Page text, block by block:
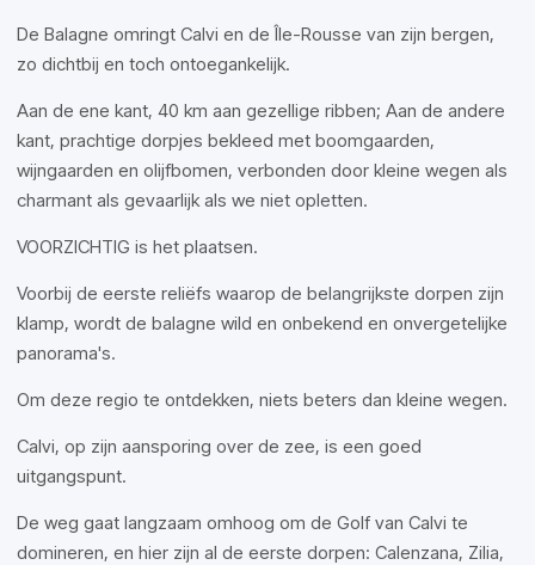
De Balagne omringt Calvi en de Île-Rousse van zijn bergen,
zo dichtbij en toch ontoegankelijk.
Aan de ene kant, 40 km aan gezellige ribben; Aan de andere
kant, prachtige dorpjes bekleed met boomgaarden,
wijngaarden en olijfbomen, verbonden door kleine wegen als
charmant als gevaarlijk als we niet opletten.
VOORZICHTIG is het plaatsen.
Voorbij de eerste reliëfs waarop de belangrijkste dorpen zijn
klamp, wordt de balagne wild en onbekend en onvergetelijke
panorama's.
Om deze regio te ontdekken, niets beters dan kleine wegen.
Calvi, op zijn aansporing over de zee, is een goed
uitgangspunt.
De weg gaat langzaam omhoog om de Golf van Calvi te
domineren, en hier zijn al de eerste dorpen: Calenzana, Zilia,